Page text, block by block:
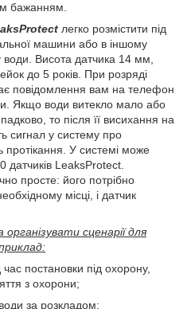
бажанням.
легко розмістити під
машини або в іншому
води. Висота датчика 14 мм,
до 5 років. При розряді
повідомлення вам на телефон
Якщо води витекло мало або
то після її висихання на
сигнал у систему про
протікання. У системі може
датчиків LeaksProtect.
просте: його потрібно
місці, і датчик
сценарії для
постановки під охорону,
з охорони;
за розкладом;